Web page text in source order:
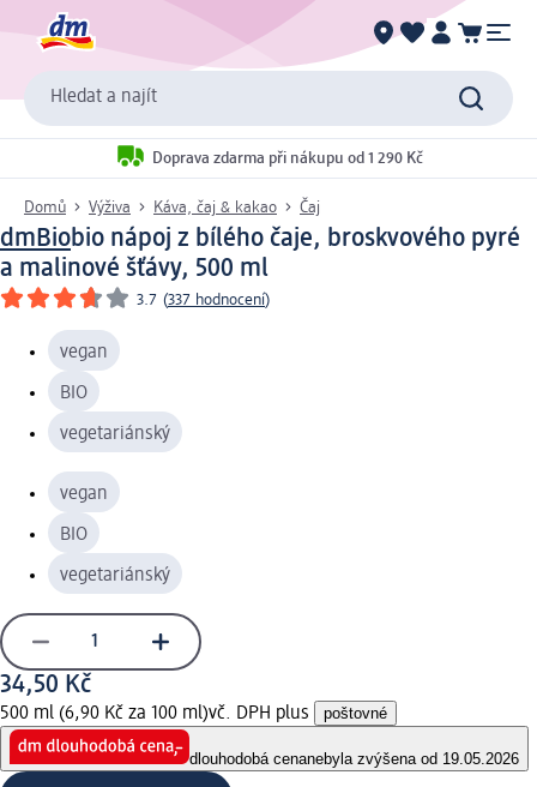
Hledat a najít
Doprava zdarma při nákupu od 1 290 Kč
Domů Výživa Káva, čaj & kakao Čaj
dmBiobio nápoj z bílého čaje, broskvového pyré
a malinové šťávy, 500 ml
3.7 (337 hodnocení)
vegan
BIO
vegetariánský
vegan
BIO
vegetariánský
34,50 Kč
500 ml (6,90 Kč za 100 ml)vč. DPH plus poštovné
dlouhodobá cenanebyla zvýšena od 19.05.2026